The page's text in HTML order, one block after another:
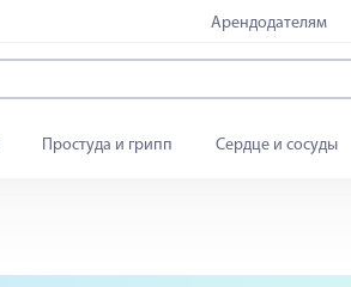
Арендодателям
Простуда и грипп Сердце и сосуды